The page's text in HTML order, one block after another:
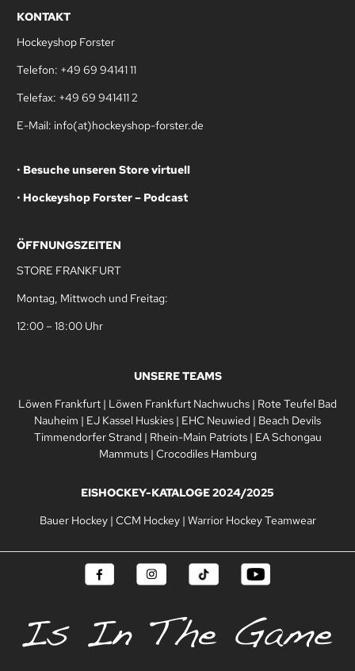
KONTAKT
Hockeyshop Forster
Telefon: +49 69 94141 11
Telefax: +49 69 941411 2
E-Mail: info(at)hockeyshop-forster.de
• Besuche unseren Store virtuell
• Hockeyshop Forster – Podcast
ÖFFNUNGSZEITEN
STORE FRANKFURT
Montag, Mittwoch und Freitag:
12:00 – 18:00 Uhr
UNSERE TEAMS
Löwen Frankfurt | Löwen Frankfurt Nachwuchs | Rote Teufel Bad
Nauheim | EJ Kassel Huskies | EHC Neuwied | Beach Devils
Timmendorfer Strand | Rhein-Main Patriots| EA Schongau
Mammuts| Crocodiles Hamburg
EISHOCKEY-KATALOGE 2024/2025
Bauer Hockey| CCM Hockey| Warrior Hockey Teamwear